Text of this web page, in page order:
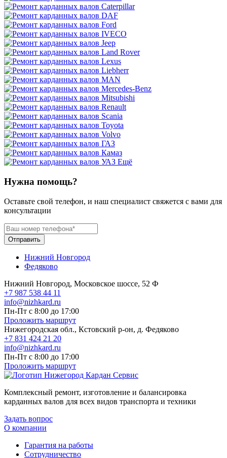
Ещё
Нужна помощь?
Оставьте свой телефон, и наш специалист свяжется с вами для
консультации
Отправить
Нижний Новгород
Федяково
Нижний Новгород, Московское шоссе, 52 Ф
+7 987 538 44 11
info@nizhkard.ru
Пн-Пт с 8:00 до 17:00
Проложить маршрут
Нижегородская обл., Кстовский р-он, д. Федяково
+7 831 424 21 20
info@nizhkard.ru
Пн-Пт с 8:00 до 17:00
Проложить маршрут
Комплексный ремонт, изготовление и балансировка
карданных валов для всех видов транспорта и техники
Задать вопрос
О компании
Гарантия на работы
Сотрудничество